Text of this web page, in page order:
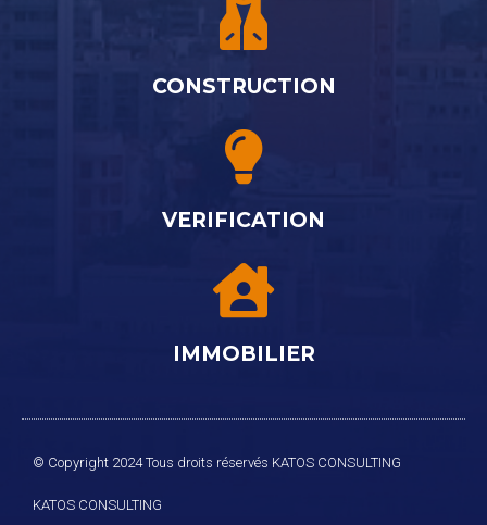
CONSTRUCTION
VERIFICATION
IMMOBILIER
© Copyright 2024 Tous droits réservés KATOS CONSULTING
KATOS CONSULTING